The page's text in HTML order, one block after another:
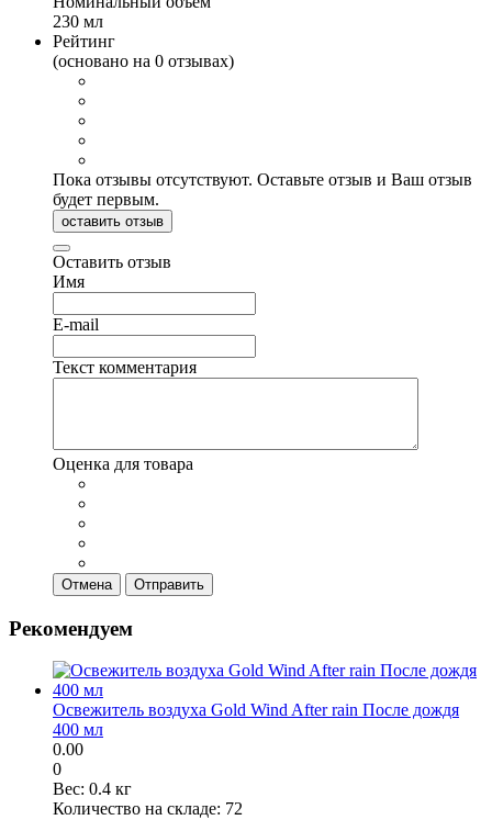
230 мл
Рейтинг
(основано на 0 отзывах)
Пока отзывы отсутствуют. Оставьте отзыв и Ваш отзыв
будет первым.
оставить отзыв
Оставить отзыв
Имя
E-mail
Текст комментария
Оценка для товара
Отмена Отправить
Рекомендуем
Освежитель воздуха Gold Wind After rain После дождя
400 мл
0.00
0
Вес: 0.4 кг
Количество на складе: 72